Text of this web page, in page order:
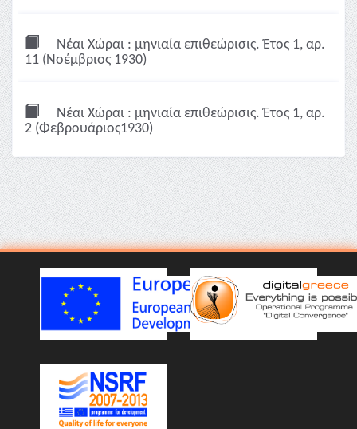
Νέαι Χώραι : μηνιαία επιθεώρισις. Έτος 1, αρ.
11 (Νοέμβριος 1930)
Νέαι Χώραι : μηνιαία επιθεώρισις. Έτος 1, αρ.
2 (Φεβρουάριος1930)